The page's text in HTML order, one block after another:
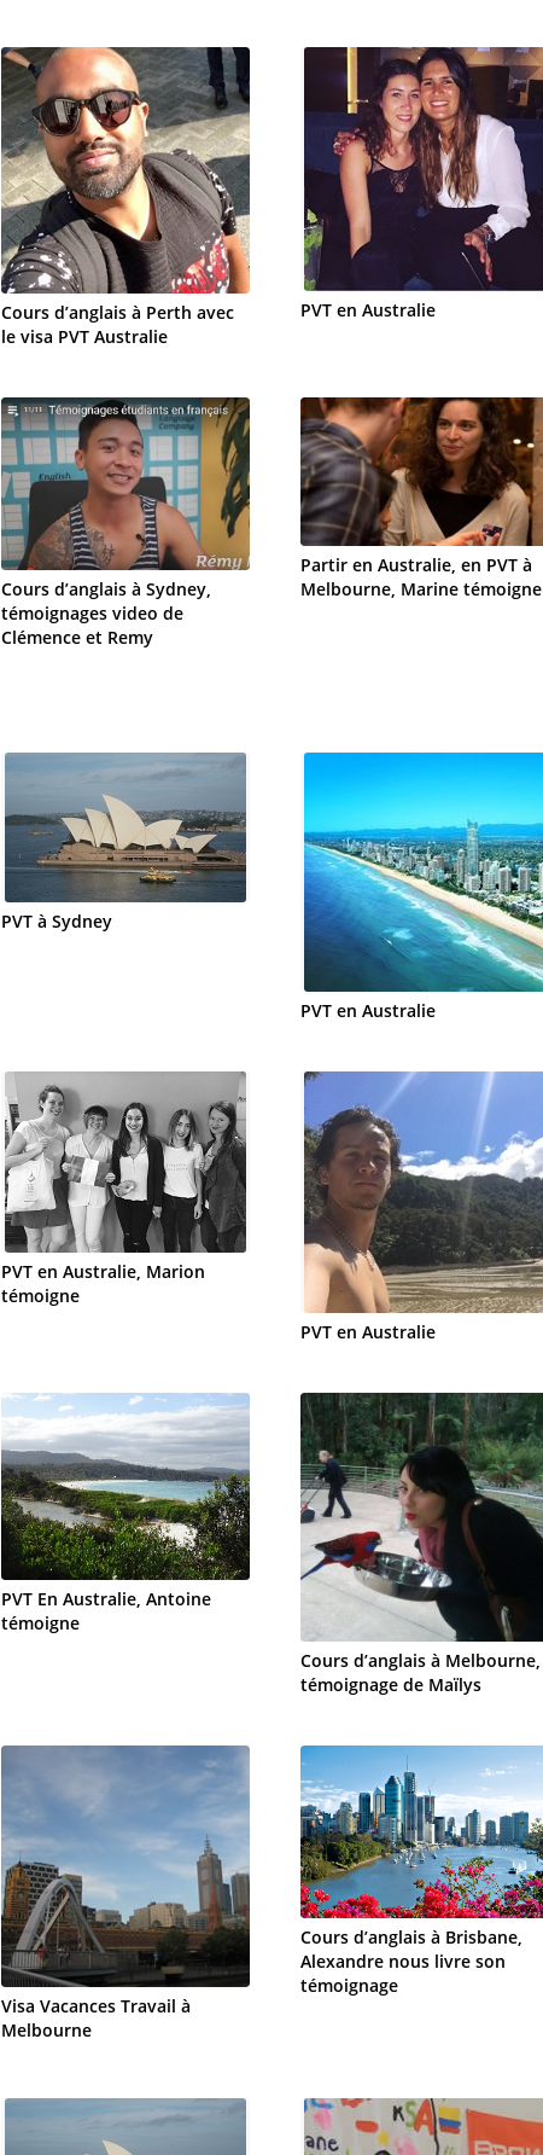
Cours d’anglais à Perth avec
le visa PVT Australie
PVT en Australie
Cours d’anglais à Sydney,
témoignages video de
Clémence et Remy
Partir en Australie, en PVT à
Melbourne, Marine témoigne
PVT à Sydney
PVT en Australie
PVT en Australie, Marion
témoigne
PVT en Australie
PVT En Australie, Antoine
témoigne
Cours d’anglais à Melbourne,
témoignage de Maïlys
Visa Vacances Travail à
Melbourne
Cours d’anglais à Brisbane,
Alexandre nous livre son
témoignage